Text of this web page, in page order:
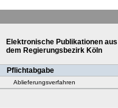
Elektronische Publikationen aus
dem Regierungsbezirk Köln
Pflichtabgabe
Ablieferungsverfahren